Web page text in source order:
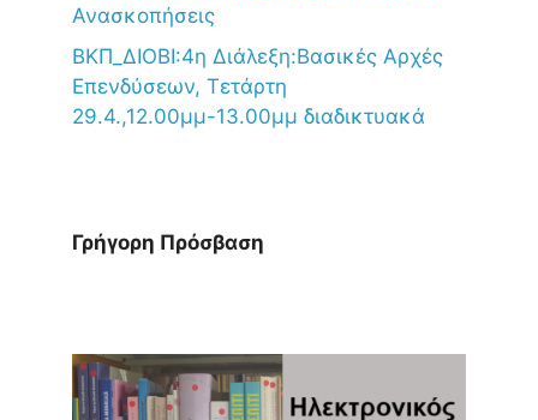
Ανασκοπήσεις
ΒΚΠ_ΔΙΟΒΙ:4η Διάλεξη:Βασικές Αρχές
Επενδύσεων, Τετάρτη
29.4.,12.00μμ-13.00μμ διαδικτυακά
Γρήγορη Πρόσβαση